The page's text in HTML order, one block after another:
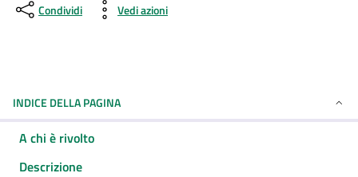
Condividi Vedi azioni
INDICE DELLA PAGINA
A chi è rivolto
Descrizione